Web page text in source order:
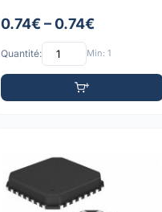
0.74€ – 0.74€
Quantité: Min: 1